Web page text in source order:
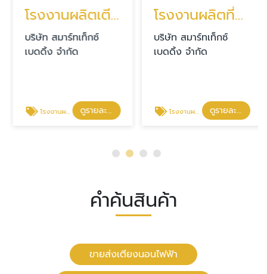
โรงงานผลิตเตียงหรูพร้อมที่นอน
บริษัท สมาร์ทเท็กซ์
เบดดิ้ง จำกัด
โรงงานผลิตเตียงหรูพร้อมที่นอน ดูรายละเอียด
โรงงานผลิตที่นอนเพื่อสุขภาพ
บริษัท สมาร์ทเท็กซ์
เบดดิ้ง จำกัด
โรงงานผลิตที่นอนเพื่อสุขภาพ ดูรายละเอียด
คำค้นสินค้า
ขายส่งเตียงนอนไฟฟ้า